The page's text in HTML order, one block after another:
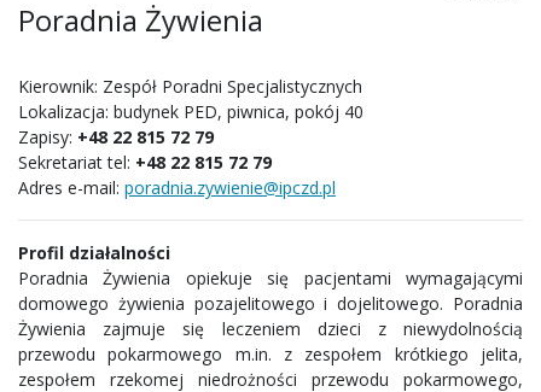
Poradnia Żywienia
Kierownik: Zespół Poradni Specjalistycznych
Lokalizacja: budynek PED, piwnica, pokój 40
Zapisy: +48 22 815 72 79
Sekretariat tel: +48 22 815 72 79
Adres e-mail: poradnia.zywienie@ipczd.pl
Profil działalności
Poradnia Żywienia opiekuje się pacjentami wymagającymi
domowego żywienia pozajelitowego i dojelitowego. Poradnia
Żywienia zajmuje się leczeniem dzieci z niewydolnością
przewodu pokarmowego m.in. z zespołem krótkiego jelita,
zespołem rzekomej niedrożności przewodu pokarmowego,